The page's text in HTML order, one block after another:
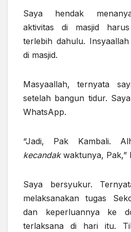
Saya hendak
aktivitas di masjid
terlebih dahulu.
di masjid.
Masyaallah, ternyata
setelah bangun tidur.
WhatsApp.
“Jadi, Pak Kambali.
kecandakwaktunya, Pak,”
Saya bersyukur.
melaksanakan tugas
dan keperluannya ke
terlaksana di hari itu.